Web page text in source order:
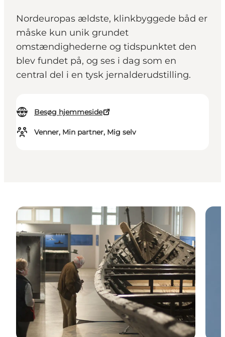
Nordeuropas ældste, klinkbyggede båd er
måske kun unik grundet
omstændighederne og tidspunktet den
blev fundet på, og ses i dag som en
central del i en tysk jernalderudstilling.
Besøg hjemmeside
Venner, Min partner, Mig selv